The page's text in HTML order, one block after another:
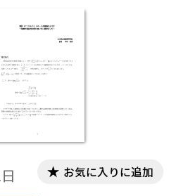
数式エディタ」が導入され
です。無償ダウンロードは
お気に入りに追加